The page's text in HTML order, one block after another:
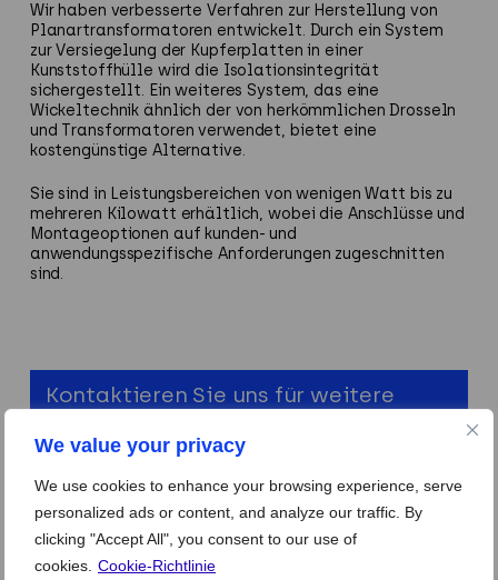
We value your privacy
We use cookies to enhance your browsing experience, serve
personalized ads or content, and analyze our traffic. By
clicking "Accept All", you consent to our use of
cookies. Cookie-Richtlinie
Wir haben verbesserte Verfahren zur Herstellung von
Planartransformatoren entwickelt. Durch ein System
zur Versiegelung der Kupferplatten in einer
Kunststoffhülle wird die Isolationsintegrität
sichergestellt. Ein weiteres System, das eine
Wickeltechnik ähnlich der von herkömmlichen Drosseln
und Transformatoren verwendet, bietet eine
kostengünstige Alternative.
Sie sind in Leistungsbereichen von wenigen Watt bis zu
mehreren Kilowatt erhältlich, wobei die Anschlüsse und
Montageoptionen auf kunden- und
anwendungsspezifische Anforderungen zugeschnitten
sind.
Kontaktieren Sie uns für weitere